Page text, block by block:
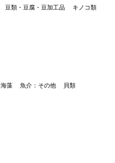
豆類・豆腐・豆加工品
キノコ類
海藻 魚介：その他 貝類